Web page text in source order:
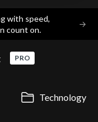
with speed,
count on.
→
PRO
Technology